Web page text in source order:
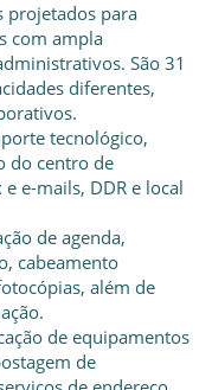
projetados para
com ampla
São 31
diferentes,
tecnológico,
do centro de
e-mails, DDR e local
de agenda,
cabeamento
além de
de equipamentos
de